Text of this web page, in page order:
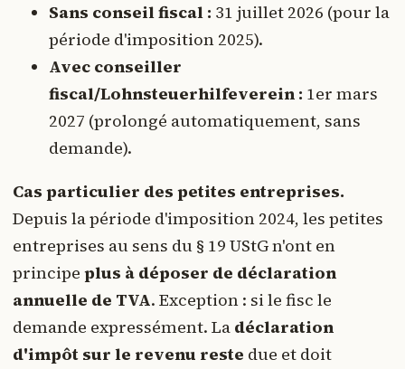
Sans conseil fiscal : 31 juillet 2026 (pour la
période d'imposition 2025).
Avec conseiller
fiscal/Lohnsteuerhilfeverein : 1er mars
2027 (prolongé automatiquement, sans
demande).
Cas particulier des petites entreprises.
Depuis la période d'imposition 2024, les petites
entreprises au sens du § 19 UStG n'ont en
principe plus à déposer de déclaration
annuelle de TVA. Exception : si le fisc le
demande expressément. La déclaration
d'impôt sur le revenu reste due et doit